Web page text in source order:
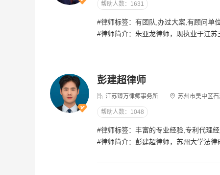
帮助人数：1631
#律师标签：有团队,办过大案,有顾问单
#律师简介：朱亚龙律师，现执业于江苏王牌律师事务所，自执业以来，秉承正直和诚信的理念，致力于为企业及个人提供专业的法律服务，精益求精，始终把当事人的合法利益放在第一位，凭借勤奋敬业的精神、良好的职业道德，视委托人
彭建超律师
江苏臻万律师事务所 苏州市吴中区
帮助人数：1048
#律师标签：丰富的专业经验,专利代理
#律师简介：彭建超律师，苏州大学法律硕士，现任江苏臻万律师事务所主办律师，曾在某自动化科技上市公司子公司从事项目管理工作，熟悉自动化工程项目的全部流程，拥有专利代理师资格证，对知识产权法具有深厚的理解。为人正直，法律理论基础扎实，执业以来，严格遵守律师职业道德和执业纪律，秉承诚信、细致、专业、高效的执业理念，办理了一系列合同纠纷、
5.0分
4.7w 浏览
我家叔叔在工厂受了工伤需要手术人在医
院老板不签字给做手术需要怎么处理人在
[律师回复] 手术同意由患者本人或近亲属签署即可，老板无需签字。情况紧急时，依据《民法典》第1220条，医院应先行抢救。请立即与医院沟通，同时保留证据并向南通人社部门申请工伤认定，向劳动监察部门投诉维权。我是济南的殷德友律师，如果仍有疑问，欢迎追问或一对一咨询。
2026-08-07 4.6w
2026-08-05 4.7w